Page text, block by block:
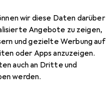
wir diese Daten darüber
Angebote zu zeigen,
und gezielte Werbung auf
oder Apps anzuzeigen.
auch an Dritte und
werden.
Fame-Line
zum Produkt Vicco